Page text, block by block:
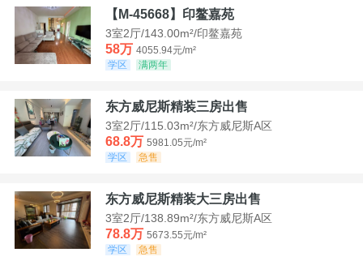
【M-45668】印鳌嘉苑
3室2厅/143.00m²/印鳌嘉苑
58万 4055.94元/m²
学区
满两年
东方威尼斯精装三房出售
3室2厅/115.03m²/东方威尼斯A区
68.8万 5981.05元/m²
学区
急售
东方威尼斯精装大三房出售
3室2厅/138.89m²/东方威尼斯A区
78.8万 5673.55元/m²
学区
急售